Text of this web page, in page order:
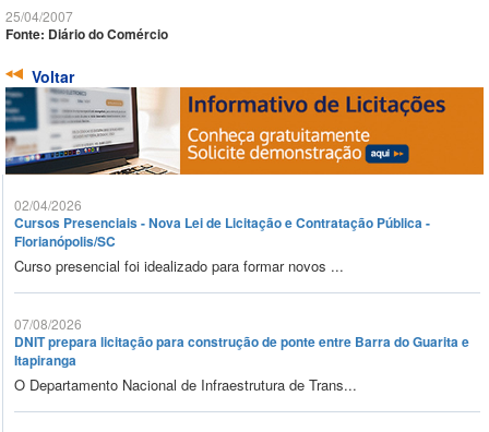
25/04/2007
Fonte: Diário do Comércio
Voltar
02/04/2026
Cursos Presenciais - Nova Lei de Licitação e Contratação Pública -
Florianópolis/SC
Curso presencial foi idealizado para formar novos ...
07/08/2026
DNIT prepara licitação para construção de ponte entre Barra do Guarita e
Itapiranga
O Departamento Nacional de Infraestrutura de Trans...